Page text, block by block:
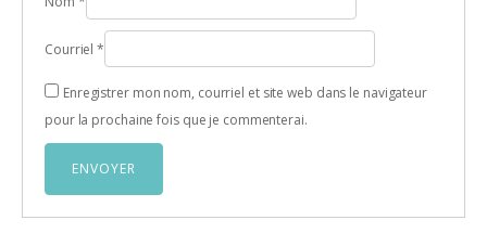
Courriel*
Enregistrer mon nom, courriel et site web dans le navigateur
pour la prochaine fois que je commenterai.